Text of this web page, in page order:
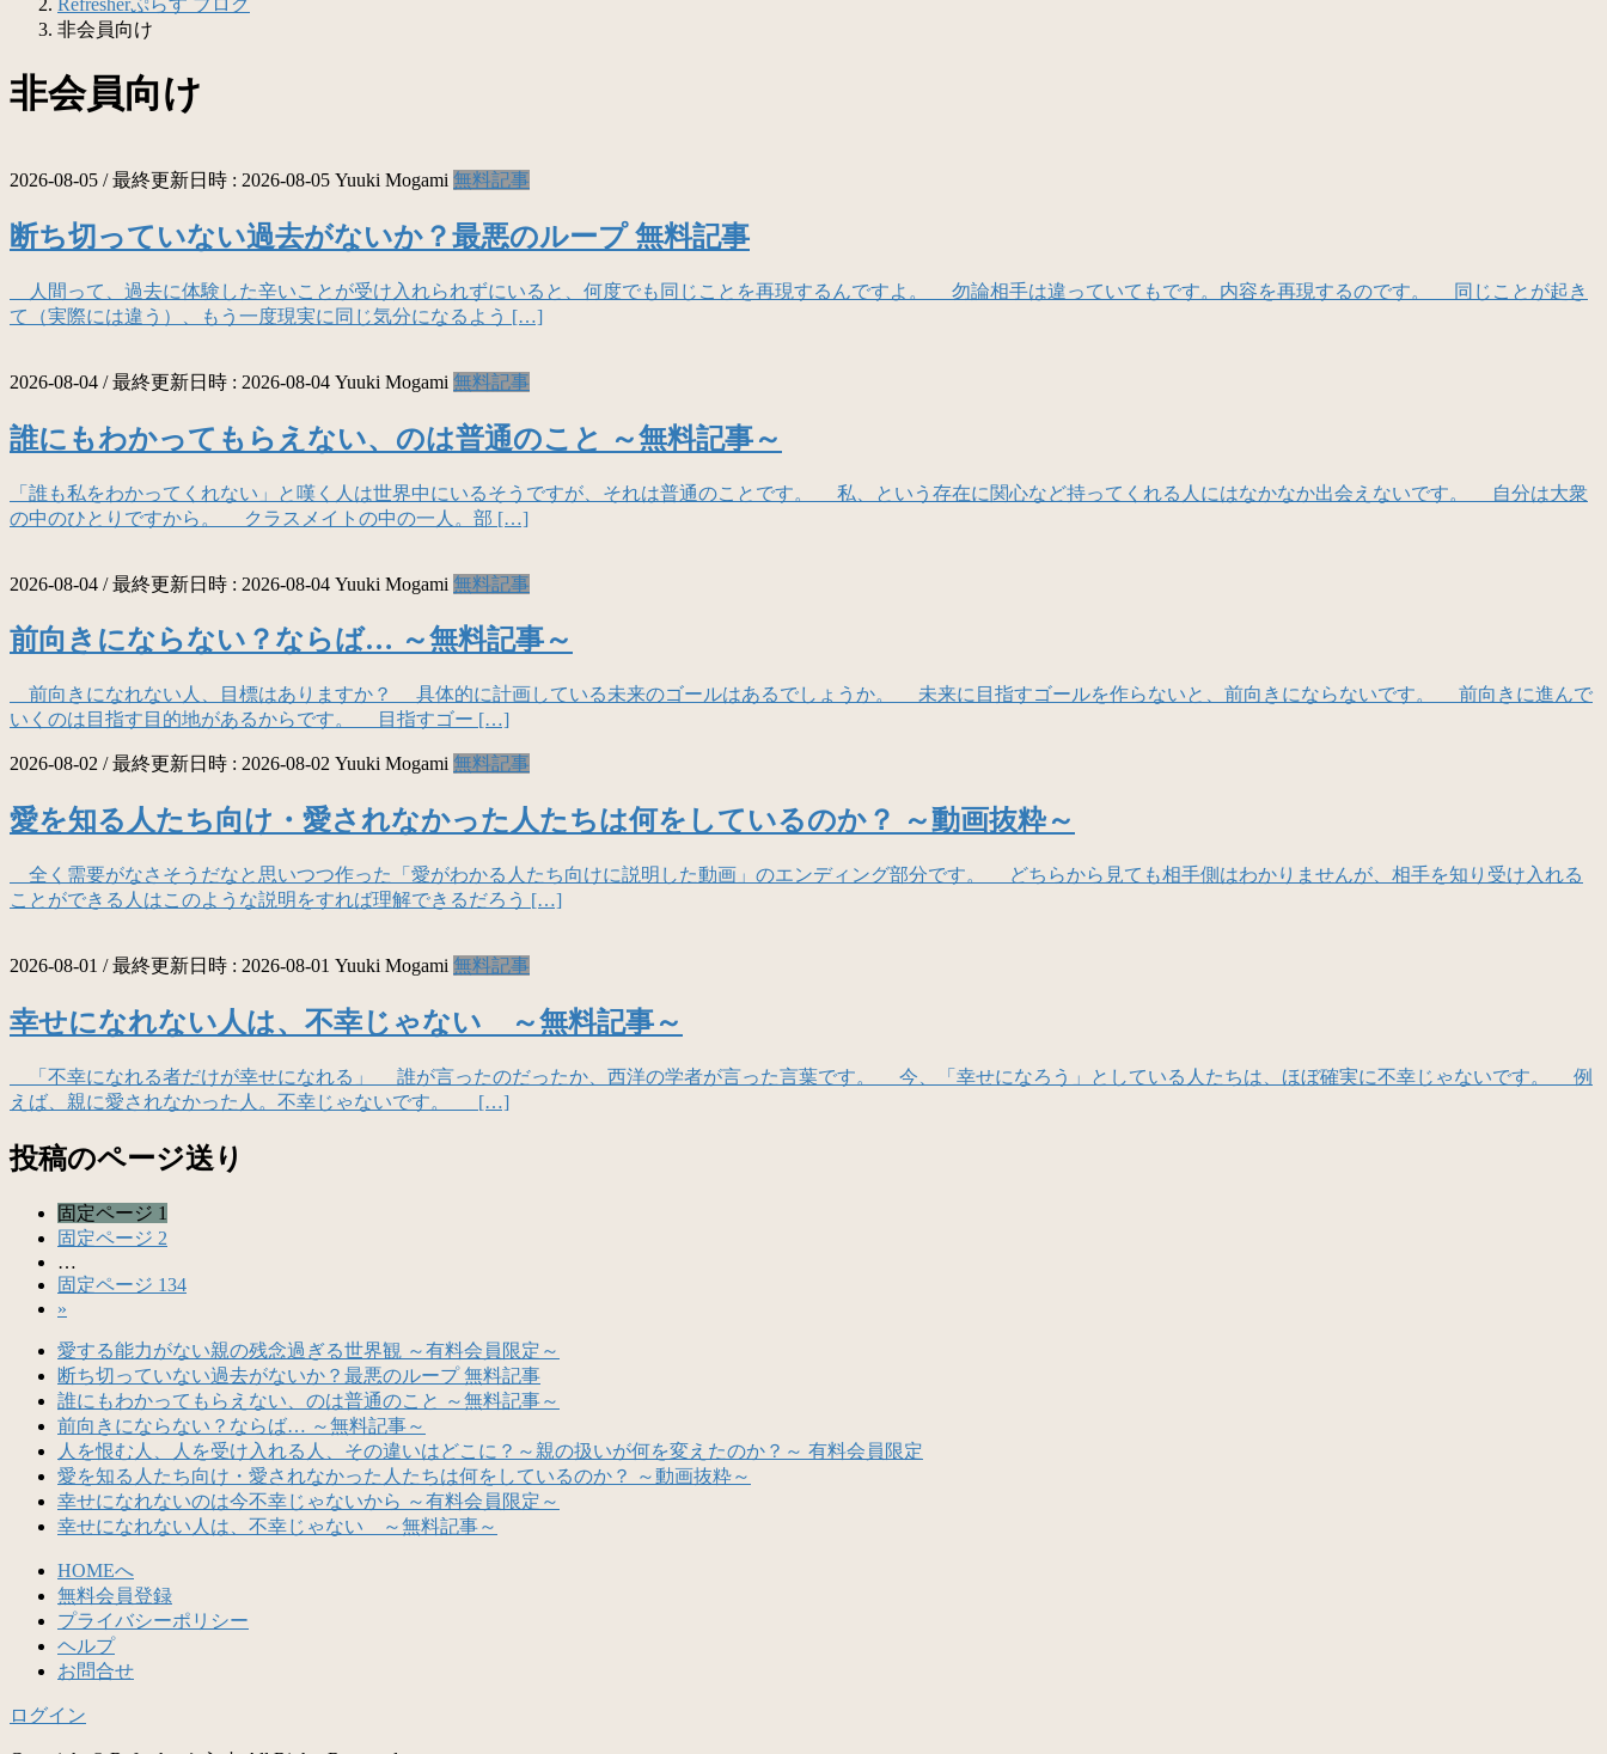
Refresherぷらす ブログ
非会員向け
非会員向け
2026-08-05 / 最終更新日時 : 2026-08-05 Yuuki Mogami 無料記事
断ち切っていない過去がないか？最悪のループ 無料記事
人間って、過去に体験した辛いことが受け入れられずにいると、何度でも同じことを再現するんですよ。 勿論相手は違っていてもです。内容を再現するのです。 同じことが起き
て（実際には違う）、もう一度現実に同じ気分になるよう […]
2026-08-04 / 最終更新日時 : 2026-08-04 Yuuki Mogami 無料記事
誰にもわかってもらえない、のは普通のこと ～無料記事～
「誰も私をわかってくれない」と嘆く人は世界中にいるそうですが、それは普通のことです。 私、という存在に関心など持ってくれる人にはなかなか出会えないです。 自分は大衆
の中のひとりですから。 クラスメイトの中の一人。部 […]
2026-08-04 / 最終更新日時 : 2026-08-04 Yuuki Mogami 無料記事
前向きにならない？ならば… ～無料記事～
前向きになれない人、目標はありますか？ 具体的に計画している未来のゴールはあるでしょうか。 未来に目指すゴールを作らないと、前向きにならないです。 前向きに進んで
いくのは目指す目的地があるからです。 目指すゴー […]
2026-08-02 / 最終更新日時 : 2026-08-02 Yuuki Mogami 無料記事
愛を知る人たち向け・愛されなかった人たちは何をしているのか？ ～動画抜粋～
全く需要がなさそうだなと思いつつ作った「愛がわかる人たち向けに説明した動画」のエンディング部分です。 どちらから見ても相手側はわかりませんが、相手を知り受け入れる
ことができる人はこのような説明をすれば理解できるだろう […]
2026-08-01 / 最終更新日時 : 2026-08-01 Yuuki Mogami 無料記事
幸せになれない人は、不幸じゃない ～無料記事～
「不幸になれる者だけが幸せになれる」 誰が言ったのだったか、西洋の学者が言った言葉です。 今、「幸せになろう」としている人たちは、ほぼ確実に不幸じゃないです。 例
えば、親に愛されなかった人。不幸じゃないです。 […]
投稿のページ送り
固定ページ 1
固定ページ 2
…
固定ページ 134
»
愛する能力がない親の残念過ぎる世界観 ～有料会員限定～
断ち切っていない過去がないか？最悪のループ 無料記事
誰にもわかってもらえない、のは普通のこと ～無料記事～
前向きにならない？ならば… ～無料記事～
人を恨む人、人を受け入れる人、その違いはどこに？～親の扱いが何を変えたのか？～ 有料会員限定
愛を知る人たち向け・愛されなかった人たちは何をしているのか？ ～動画抜粋～
幸せになれないのは今不幸じゃないから ～有料会員限定～
幸せになれない人は、不幸じゃない ～無料記事～
HOMEへ
無料会員登録
プライバシーポリシー
ヘルプ
お問合せ
ログイン